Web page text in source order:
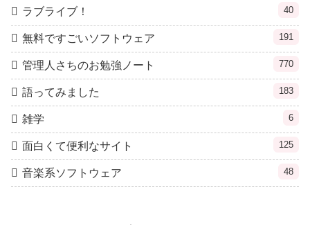
ラブライブ！ 40
無料ですごいソフトウェア 191
管理人さちのお勉強ノート 770
語ってみました 183
雑学 6
面白くて便利なサイト 125
音楽系ソフトウェア 48